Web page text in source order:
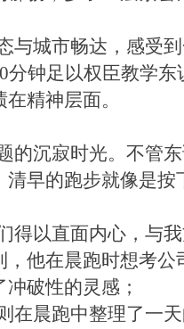
与城市畅达，感受
分钟足以权臣教学
精神层面。
的沉寂时光。不管
早的跑步就像是按
得以直面内心，与
，他在晨跑时想考公
破性的灵感；
在晨跑中整理了一